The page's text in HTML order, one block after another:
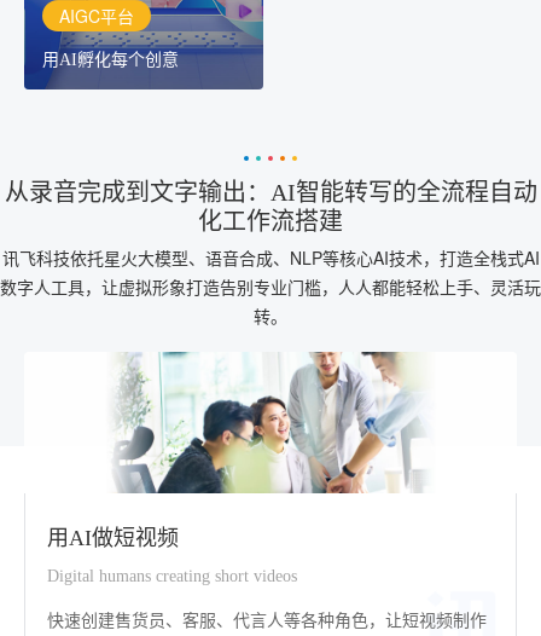
AIGC平台
用AI孵化每个创意
从录音完成到文字输出：AI智能转写的全流程自动
化工作流搭建
讯飞科技依托星火大模型、语音合成、NLP等核心AI技术，打造全栈式AI
数字人工具，让虚拟形象打造告别专业门槛，人人都能轻松上手、灵活玩
转。
用AI做短视频
Digital humans creating short videos
快速创建售货员、客服、代言人等各种角色，让短视频制作